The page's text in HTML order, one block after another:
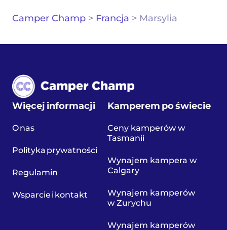
Camper Champ > Francja > Marsylia
Więcej informacji
O nas
Polityka prywatności
Regulamin
Wsparcie i kontakt
Kamperem po świecie
Ceny kamperów w
Tasmanii
Wynajem kampera w
Calgary
Wynajem kamperów
w Zurychu
Wynajem kamperów